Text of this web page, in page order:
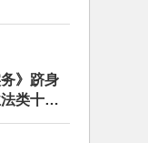
》跻身
类十大